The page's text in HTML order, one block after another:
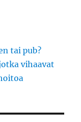
tai pub?
vihaavat